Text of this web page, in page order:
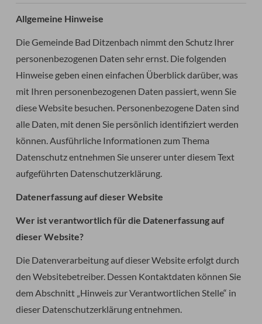
Allgemeine Hinweise
Die Gemeinde Bad Ditzenbach nimmt den Schutz Ihrer
personenbezogenen Daten sehr ernst. Die folgenden
Hinweise geben einen einfachen Überblick darüber, was
mit Ihren personenbezogenen Daten passiert, wenn Sie
diese Website besuchen. Personenbezogene Daten sind
alle Daten, mit denen Sie persönlich identifiziert werden
können. Ausführliche Informationen zum Thema
Datenschutz entnehmen Sie unserer unter diesem Text
aufgeführten Datenschutzerklärung.
Datenerfassung auf dieser Website
Wer ist verantwortlich für die Datenerfassung auf
dieser Website?
Die Datenverarbeitung auf dieser Website erfolgt durch
den Websitebetreiber. Dessen Kontaktdaten können Sie
dem Abschnitt „Hinweis zur Verantwortlichen Stelle“ in
dieser Datenschutzerklärung entnehmen.